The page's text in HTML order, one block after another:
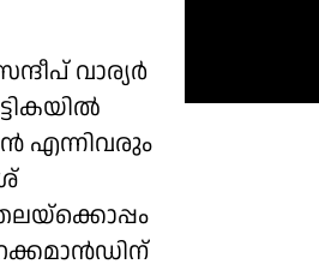
വാര്യർ
എന്നിവരും